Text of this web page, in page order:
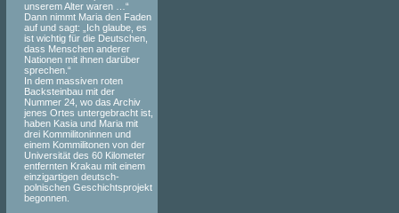
unserem Alter waren …“
Dann nimmt Maria den Faden
auf und sagt: „Ich glaube, es
ist wichtig für die Deutschen,
dass Menschen anderer
Nationen mit ihnen darüber
sprechen.“
In dem massiven roten
Backsteinbau mit der
Nummer 24, wo das Archiv
jenes Ortes untergebracht ist,
haben Kasia und Maria mit
drei Kommilitoninnen und
einem Kommilitonen von der
Universität des 60 Kilometer
entfernten Krakau mit einem
einzigartigen deutsch-
polnischen Geschichtsprojekt
begonnen.